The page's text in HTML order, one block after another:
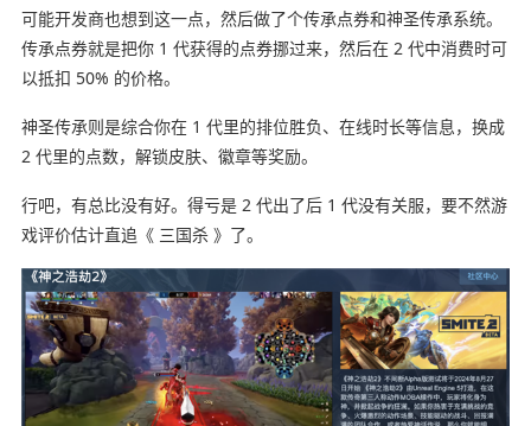
可能开发商也想到这一点，然后做了个传承点券和神圣传承系统。
传承点券就是把你 1 代获得的点券挪过来，然后在 2 代中消费时可
以抵扣 50% 的价格。
神圣传承则是综合你在 1 代里的排位胜负、在线时长等信息，换成
2 代里的点数，解锁皮肤、徽章等奖励。
行吧，有总比没有好。得亏是 2 代出了后 1 代没有关服，要不然游
戏评价估计直追《 三国杀 》了。